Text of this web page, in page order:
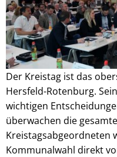
Der Kreistag ist das
Hersfeld-Rotenburg.
wichtigen
überwachen die
Kreistagsabgeordneten
Kommunalwahl direkt